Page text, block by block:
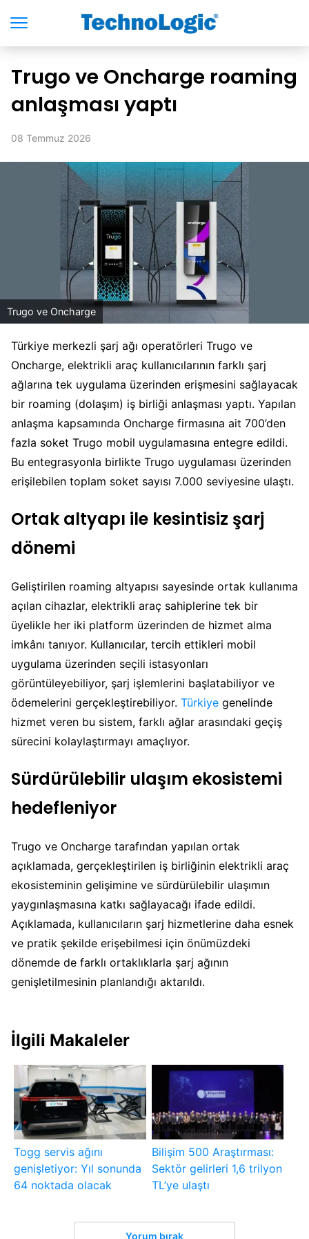
Trugo ve Oncharge roaming
anlaşması yaptı
08 Temmuz 2026
Trugo ve Oncharge
Türkiye merkezli şarj ağı operatörleri Trugo ve
Oncharge, elektrikli araç kullanıcılarının farklı şarj
ağlarına tek uygulama üzerinden erişmesini sağlayacak
bir roaming (dolaşım) iş birliği anlaşması yaptı. Yapılan
anlaşma kapsamında Oncharge firmasına ait 700’den
fazla soket Trugo mobil uygulamasına entegre edildi.
Bu entegrasyonla birlikte Trugo uygulaması üzerinden
erişilebilen toplam soket sayısı 7.000 seviyesine ulaştı.
Ortak altyapı ile kesintisiz şarj
dönemi
Geliştirilen roaming altyapısı sayesinde ortak kullanıma
açılan cihazlar, elektrikli araç sahiplerine tek bir
üyelikle her iki platform üzerinden de hizmet alma
imkânı tanıyor. Kullanıcılar, tercih ettikleri mobil
uygulama üzerinden seçili istasyonları
görüntüleyebiliyor, şarj işlemlerini başlatabiliyor ve
ödemelerini gerçekleştirebiliyor. Türkiye genelinde
hizmet veren bu sistem, farklı ağlar arasındaki geçiş
sürecini kolaylaştırmayı amaçlıyor.
Sürdürülebilir ulaşım ekosistemi
hedefleniyor
Trugo ve Oncharge tarafından yapılan ortak
açıklamada, gerçekleştirilen iş birliğinin elektrikli araç
ekosisteminin gelişimine ve sürdürülebilir ulaşımın
yaygınlaşmasına katkı sağlayacağı ifade edildi.
Açıklamada, kullanıcıların şarj hizmetlerine daha esnek
ve pratik şekilde erişebilmesi için önümüzdeki
dönemde de farklı ortaklıklarla şarj ağının
genişletilmesinin planlandığı aktarıldı.
İlgili Makaleler
Togg servis ağını
genişletiyor: Yıl sonunda
64 noktada olacak
Bilişim 500 Araştırması:
Sektör gelirleri 1,6 trilyon
TL’ye ulaştı
Yorum bırak